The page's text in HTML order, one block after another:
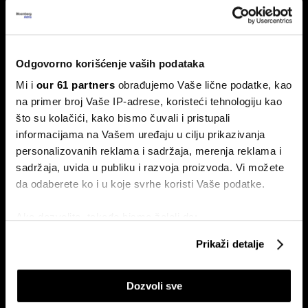
Odgovorno korišćenje vaših podataka
Mi i our 61 partners obrađujemo Vaše lične podatke, kao
na primer broj Vaše IP-adrese, koristeći tehnologiju kao
što su kolačići, kako bismo čuvali i pristupali
informacijama na Vašem uređaju u cilju prikazivanja
personalizovanih reklama i sadržaja, merenja reklama i
sadržaja, uvida u publiku i razvoja proizvoda. Vi možete
da odaberete ko i u koje svrhe koristi Vaše podatke.
Identifikujte svoj uređaj tako što ćete ga aktivno
skenirati na određene karakteristike (posebno
označavanje)
Prikaži detalje
Dozvoli sve
goriva. Pošto se oko 70 odsto svetskih tekstilnih vlakana
proizvodi od nafte, posledice krize mogle bi da stignu i do
naših ormara – od brze mode sa platformi Shein i Temu, do
Dr Stefan Jerotić: Težak nije
Tržište nekretnina u Dubaiju
investirati